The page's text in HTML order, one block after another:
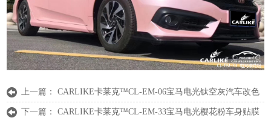
上一篇：CARLIKE卡莱克™CL-EM-06宝马电光钛空灰汽车改色
下一篇：CARLIKE卡莱克™CL-EM-33宝马电光樱花粉车身贴膜